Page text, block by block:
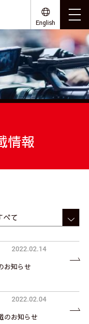
English
情報
お知らせ
2022.02.14
のお知らせ
2022.02.04